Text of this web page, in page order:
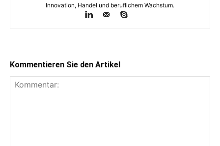
Innovation, Handel und beruflichem Wachstum.
Kommentieren Sie den Artikel